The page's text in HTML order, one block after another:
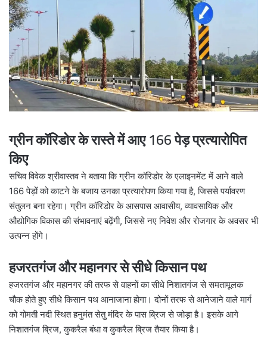
ग्रीन कॉरिडोर के रास्ते में आए 166 पेड़ प्रत्यारोपित
किए
सचिव विवेक श्रीवास्तव ने बताया कि ग्रीन कॉरिडोर के एलाइनमेंट में आने वाले
166 पेड़ों को काटने के बजाय उनका प्रत्यारोपण किया गया है, जिससे पर्यावरण
संतुलन बना रहेगा। ग्रीन कॉरिडोर के आसपास आवासीय, व्यावसायिक और
औद्योगिक विकास की संभावनाएं बढ़ेंगी, जिससे नए निवेश और रोजगार के अवसर भी
उत्पन्न होंगे।
हजरतगंज और महानगर से सीधे किसान पथ
हजरतगंज और महानगर की तरफ से वाहनों का सीधे निशातगंज से समतामूलक
चौक होते हुए सीधे किसान पथ आनाजाना होगा। दोनों तरफ से आनेजाने वाले मार्ग
को गोमती नदी स्थित हनुमंत सेतु मंदिर के पास ब्रिज से जोड़ा है। इसके आगे
निशातगंज ब्रिज, कुकरैल बंधा व कुकरैल ब्रिज तैयार किया है।